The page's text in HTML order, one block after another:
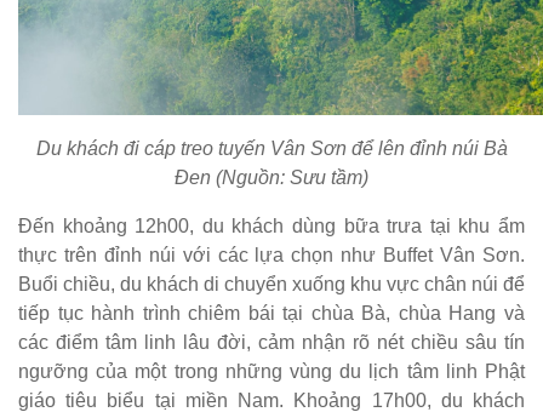
Du khách đi cáp treo tuyến Vân Sơn để lên đỉnh núi Bà
Đen (Nguồn: Sưu tầm)
Đến khoảng 12h00, du khách dùng bữa trưa tại khu ẩm
thực trên đỉnh núi với các lựa chọn như Buffet Vân Sơn.
Buổi chiều, du khách di chuyển xuống khu vực chân núi để
tiếp tục hành trình chiêm bái tại chùa Bà, chùa Hang và
các điểm tâm linh lâu đời, cảm nhận rõ nét chiều sâu tín
ngưỡng của một trong những vùng du lịch tâm linh Phật
giáo tiêu biểu tại miền Nam. Khoảng 17h00, du khách